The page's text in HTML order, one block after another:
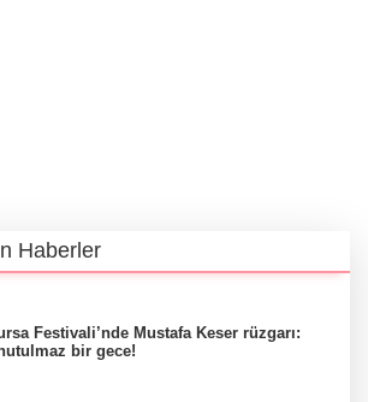
Haberler
Festivali’nde Mustafa Keser rüzgarı:
bir gece!